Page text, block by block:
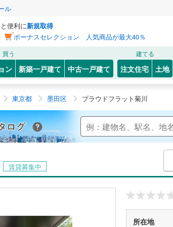
ル
便利に新規取得
ボーナスセレクション 人気商品が最大40％
買う
ン 新築一戸建て 中古一戸建て
建てる
注文住宅 土地
東京都 墨田区 プラウドフラット菊川
Yahoo!不動産 マンションカタログ
賃貸募集中
所在地